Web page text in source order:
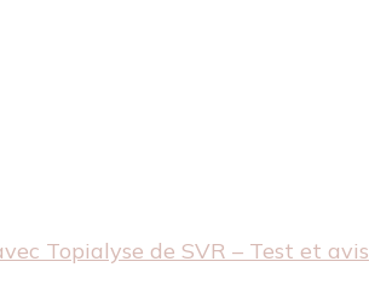
Topialyse de SVR – Test et avis